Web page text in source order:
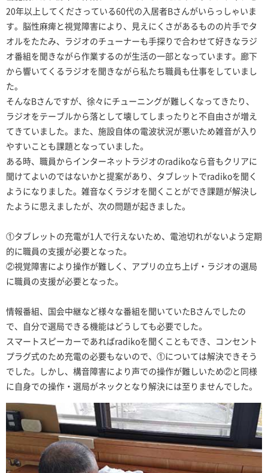
20年以上してくださっている60代の入居者Bさんがいらっしゃいま
す。脳性麻痺と視覚障害により、見えにくさがあるものの片手でタ
オルをたたみ、ラジオのチューナーも手探りで合わせて好きなラジ
オ番組を聞きながら作業するのが生活の一部となっています。廊下
から響いてくるラジオを聞きながら私たち職員も仕事をしていまし
た。
そんなBさんですが、徐々にチューニングが難しくなってきたり、
ラジオをテーブルから落として壊してしまったりと不自由さが増え
てきていました。また、施設自体の電波状況が悪いため雑音が入り
やすいことも課題となっていました。
ある時、職員からインターネットラジオのradikoなら音もクリアに
聞けてよいのではないかと提案があり、タブレットでradikoを聞く
ようになりました。雑音なくラジオを聞くことができ課題が解決し
たように思えましたが、次の問題が起きました。
①タブレットの充電が1人で行えないため、電池切れがないよう定期
的に職員の支援が必要となった。
②視覚障害により操作が難しく、アプリの立ち上げ・ラジオの選局
に職員の支援が必要となった。
情報番組、国会中継など様々な番組を聞いていたBさんでしたの
で、自分で選局できる機能はどうしても必要でした。
スマートスピーカーであればradikoを聞くこともでき、コンセント
プラグ式のため充電の必要もないので、①については解決できそう
でした。しかし、構音障害により声での操作が難しいため②と同様
に自身での操作・選局がネックとなり解決には至りませんでした。